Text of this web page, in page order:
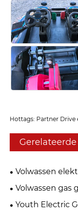
Hottags: Partner Drive
Volwassen
Volwassen gas
Youth Electric